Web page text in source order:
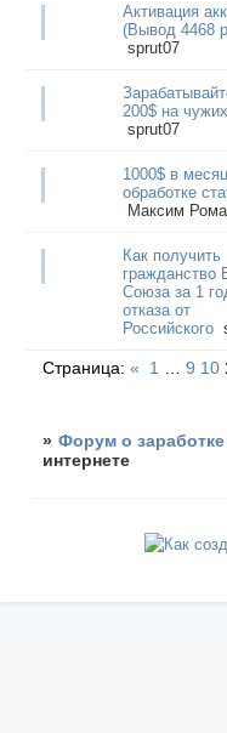
Активация
(Вывод 4468
sprut07
200$ на
sprut07
1000$ в
обработке
Максим
Как получить
гражданство
Союза за 1
отказа от
Российского
Страница:« 1 … 9 10
» Форум о заработке
интернете